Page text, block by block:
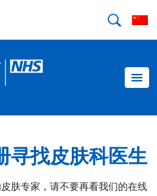
寻找皮肤科医生
肤专家，请不要再看我们的在线